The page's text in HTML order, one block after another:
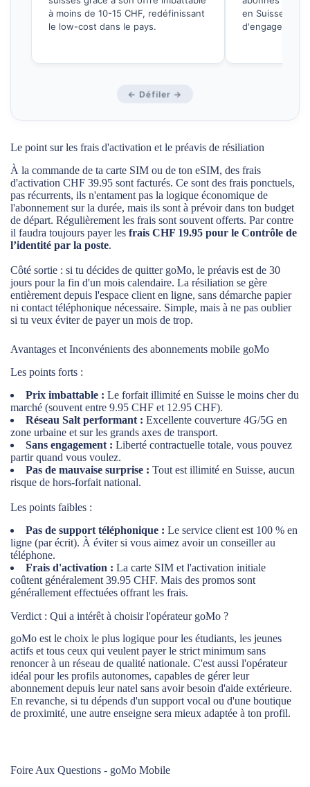
à moins de 10-15 CHF, redéfinissant
le low-cost dans le pays.
en Suisse et
d'engagement
← Défiler →
Le point sur les frais d'activation et le préavis de résiliation
À la commande de ta carte SIM ou de ton eSIM, des frais
d'activation CHF 39.95 sont facturés. Ce sont des frais ponctuels,
pas récurrents, ils n'entament pas la logique économique de
l'abonnement sur la durée, mais ils sont à prévoir dans ton budget
de départ. Régulièrement les frais sont souvent offerts. Par contre
il faudra toujours payer les frais CHF 19.95 pour le Contrôle de
l’identité par la poste.
Côté sortie : si tu décides de quitter goMo, le préavis est de 30
jours pour la fin d'un mois calendaire. La résiliation se gère
entièrement depuis l'espace client en ligne, sans démarche papier
ni contact téléphonique nécessaire. Simple, mais à ne pas oublier
si tu veux éviter de payer un mois de trop.
Avantages et Inconvénients des abonnements mobile goMo
Les points forts :
Prix imbattable : Le forfait illimité en Suisse le moins cher du
marché (souvent entre 9.95 CHF et 12.95 CHF).
Réseau Salt performant : Excellente couverture 4G/5G en
zone urbaine et sur les grands axes de transport.
Sans engagement : Liberté contractuelle totale, vous pouvez
partir quand vous voulez.
Pas de mauvaise surprise : Tout est illimité en Suisse, aucun
risque de hors-forfait national.
Les points faibles :
Pas de support téléphonique : Le service client est 100 % en
ligne (par écrit). À éviter si vous aimez avoir un conseiller au
téléphone.
Frais d'activation : La carte SIM et l'activation initiale
coûtent généralement 39.95 CHF. Mais des promos sont
générallement effectuées offrant les frais.
Verdict : Qui a intérêt à choisir l'opérateur goMo ?
goMo est le choix le plus logique pour les étudiants, les jeunes
actifs et tous ceux qui veulent payer le strict minimum sans
renoncer à un réseau de qualité nationale. C'est aussi l'opérateur
idéal pour les profils autonomes, capables de gérer leur
abonnement depuis leur natel sans avoir besoin d'aide extérieure.
En revanche, si tu dépends d'un support vocal ou d'une boutique
de proximité, une autre enseigne sera mieux adaptée à ton profil.
Foire Aux Questions - goMo Mobile